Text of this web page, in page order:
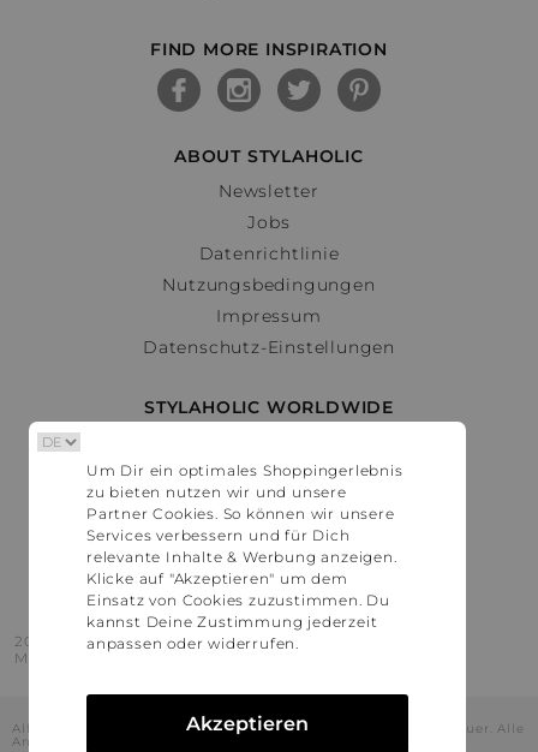
FIND MORE INSPIRATION
ABOUT STYLAHOLIC
Newsletter
Jobs
Datenrichtlinie
Nutzungsbedingungen
Impressum
Datenschutz-Einstellungen
STYLAHOLIC WORLDWIDE
Österreich
Schweiz
France
United States
2016 - 2026 © Stylaholic.
Made for you with love in munich.
Alle Preise inkl. der jeweils geltenden gesetzlichen Mehrwertsteuer. Alle
Angaben ohne Gewähr.
Um Dir ein optimales Shoppingerlebnis
zu bieten nutzen wir und unsere
Partner Cookies. So können wir unsere
Services verbessern und für Dich
relevante Inhalte & Werbung anzeigen.
Klicke auf "Akzeptieren" um dem
Einsatz von Cookies zuzustimmen. Du
kannst Deine Zustimmung jederzeit
anpassen oder widerrufen.
Akzeptieren